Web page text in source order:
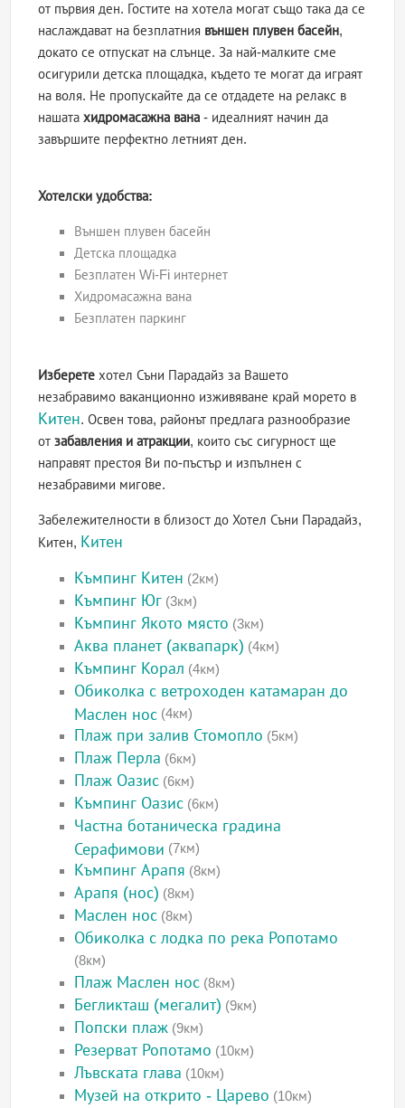
от първия ден. Гостите на хотела могат също така да се
наслаждават на безплатния външен плувен басейн,
докато се отпускат на слънце. За най-малките сме
осигурили детска площадка, където те могат да играят
на воля. Не пропускайте да се отдадете на релакс в
нашатахидромасажна вана - идеалният начин да
завършите перфектно летният ден.
Хотелски удобства:
Външен плувен басейн
Детска площадка
Безплатен Wi-Fi интернет
Хидромасажна вана
Безплатен паркинг
Изберете хотел Съни Парадайз за Вашето
незабравимо ваканционно изживяване край морето в
Китен. Освен това, районът предлага разнообразие
отзабавления и атракции, които със сигурност ще
направят престоя Ви по-пъстър и изпълнен с
незабравими мигове.
Забележителности в близост до Хотел Съни Парадайз,
Китен, Китен
Къмпинг Китен (2км)
Къмпинг Юг (3км)
Къмпинг Якото място (3км)
Аква планет (аквапарк) (4км)
Къмпинг Корал (4км)
Обиколка с ветроходен катамаран до
Маслен нос (4км)
Плаж при залив Стомопло (5км)
Плаж Перла (6км)
Плаж Оазис (6км)
Къмпинг Оазис (6км)
Частна ботаническа градина
Серафимови (7км)
Къмпинг Арапя (8км)
Арапя (нос) (8км)
Маслен нос (8км)
Обиколка с лодка по река Ропотамо
(8км)
Плаж Маслен нос (8км)
Бегликташ (мегалит) (9км)
Попски плаж (9км)
Резерват Ропотамо (10км)
Лъвската глава (10км)
Музей на открито - Царево (10км)